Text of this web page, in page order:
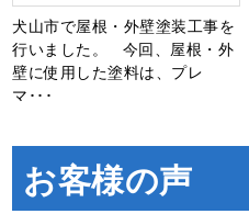
工事
犬山市で屋根・外壁塗装工事を
行いました。 今回、屋根・外
壁に使用した塗料は、プレ
マ･･･
お客様の声